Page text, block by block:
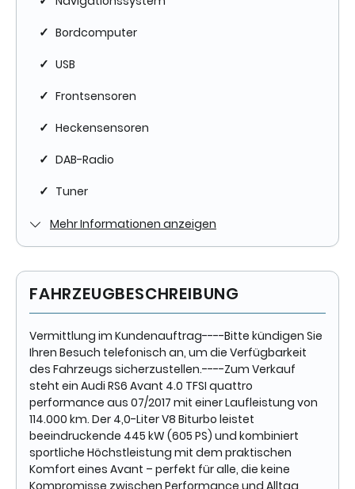
✓ Bordcomputer
✓ USB
✓ Frontsensoren
✓ Heckensensoren
✓ DAB-Radio
✓ Tuner
Mehr Informationen anzeigen
FAHRZEUGBESCHREIBUNG
Vermittlung im Kundenauftrag----Bitte kündigen Sie
Ihren Besuch telefonisch an, um die Verfügbarkeit
des Fahrzeugs sicherzustellen.----Zum Verkauf
steht ein Audi RS6 Avant 4.0 TFSI quattro
performance aus 07/2017 mit einer Laufleistung von
114.000 km. Der 4,0-Liter V8 Biturbo leistet
beeindruckende 445 kW (605 PS) und kombiniert
sportliche Höchstleistung mit dem praktischen
Komfort eines Avant – perfekt für alle, die keine